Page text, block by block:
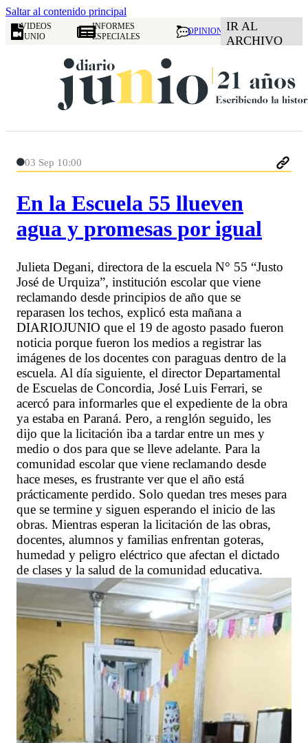
Saltar al contenido principal
VIDEOS
JUNIO
INFORMES
ESPECIALES
OPINION IR AL
ARCHIVO
03 Sep 10:00
En la Escuela 55 llueven
agua y promesas por igual
Julieta Degani, directora de la escuela N° 55 “Justo
José de Urquiza”, institución escolar que viene
reclamando desde principios de año que se
reparasen los techos, explicó esta mañana a
DIARIOJUNIO que el 19 de agosto pasado fueron
noticia porque fueron los medios a registrar las
imágenes de los docentes con paraguas dentro de la
escuela. Al día siguiente, el director Departamental
de Escuelas de Concordia, José Luis Ferrari, se
acercó para informarles que el expediente de la obra
ya estaba en Paraná. Pero, a renglón seguido, les
dijo que la licitación iba a tardar entre un mes y
medio o dos para que se lleve adelante. Para la
comunidad escolar que viene reclamando desde
hace meses, es frustrante ver que el año está
prácticamente perdido. Solo quedan tres meses para
que se termine y siguen esperando el inicio de las
obras. Mientras esperan la licitación de las obras,
docentes, alumnos y familias enfrentan goteras,
humedad y peligro eléctrico que afectan el dictado
de clases y la salud de la comunidad educativa.